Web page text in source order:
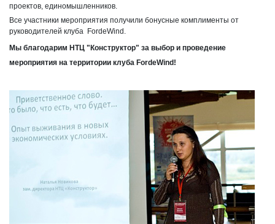
проектов, единомышленников.
Все участники мероприятия получили бонусные комплименты от
руководителей клуба FordeWind.
Мы благодарим НТЦ "Конструктор" за выбор и проведение
мероприятия на территории клуба FordeWind!